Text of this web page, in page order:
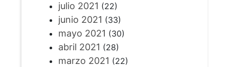
julio 2021 (22)
junio 2021 (33)
mayo 2021 (30)
abril 2021 (28)
marzo 2021 (22)